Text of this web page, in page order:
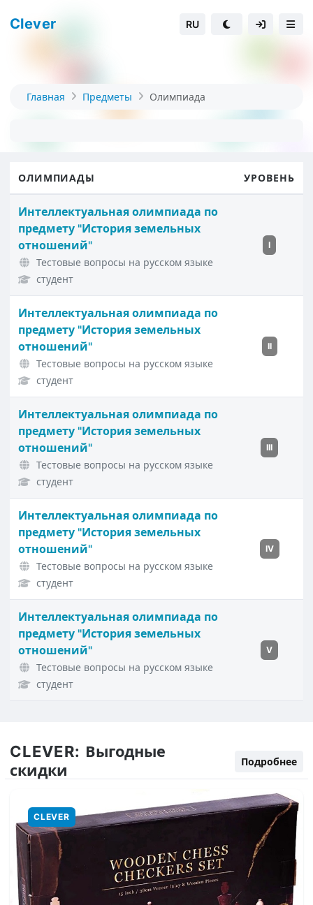
Clever RU
Главная Предметы Олимпиада
ОЛИМПИАДЫ УРОВЕНЬ
Интеллектуальная олимпиада по
предмету "История земельных
отношений"
Тестовые вопросы на русском языке
студент
I
Интеллектуальная олимпиада по
предмету "История земельных
отношений"
Тестовые вопросы на русском языке
студент
II
Интеллектуальная олимпиада по
предмету "История земельных
отношений"
Тестовые вопросы на русском языке
студент
III
Интеллектуальная олимпиада по
предмету "История земельных
отношений"
Тестовые вопросы на русском языке
студент
IV
Интеллектуальная олимпиада по
предмету "История земельных
отношений"
Тестовые вопросы на русском языке
студент
V
CLEVER: Выгодные
скидки
Подробнее
CLEVER